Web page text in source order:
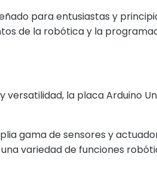
para entusiastas y
de la robótica y la
versatilidad, la placa Arduino
gama de sensores y
variedad de funciones